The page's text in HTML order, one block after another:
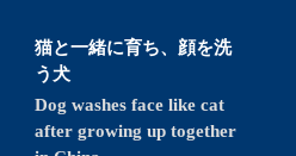
猫と一緒に育ち、顔を洗
う犬
Dog washes face like cat
after growing up together